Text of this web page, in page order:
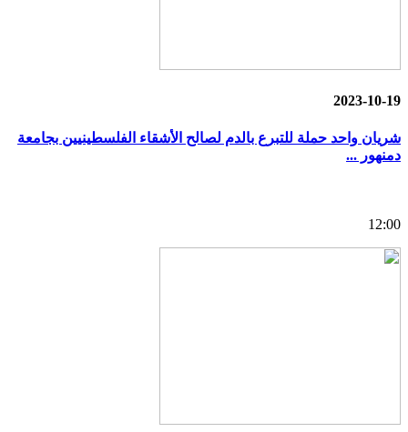
2023-10-19
شريان واحد حملة للتبرع بالدم لصالح الأشقاء الفلسطينيين بجامعة
دمنهور ...
12:00